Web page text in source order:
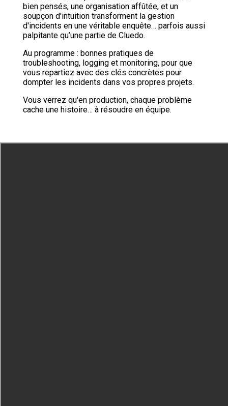
bien pensés, une organisation affûtée, et un
soupçon d'intuition transforment la gestion
d'incidents en une véritable enquête… parfois aussi
palpitante qu’une partie de Cluedo.
Au programme : bonnes pratiques de
troubleshooting, logging et monitoring, pour que
vous repartiez avec des clés concrètes pour
dompter les incidents dans vos propres projets.
Vous verrez qu'en production, chaque problème
cache une histoire… à résoudre en équipe.